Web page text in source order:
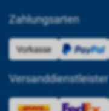
Zahlungsarten
Versanddienstleister